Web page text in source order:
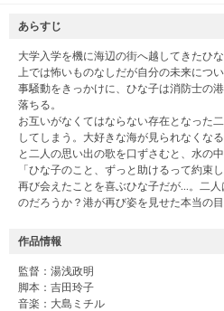
あらすじ
大学入学を機に海辺の街へ越してきたひ
上では怖いものなしだが自分の未来につ
事騒動をきっかけに、ひな子は消防士の
落ちる。
お互いがなくてはならない存在となった
してしまう。大好きな海が見られなくな
と二人の思い出の歌を口ずさむと、水の中
「ひな子のこと、ずっと助けるって約束し
再び会えたことを喜ぶひな子だが…。二
のだろうか？港が再び姿を見せた本当の
作品情報
監督：湯浅政明
脚本：吉田玲子
音楽：大島ミチル